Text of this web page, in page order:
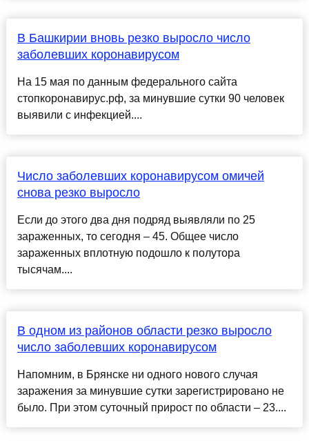
В Башкирии вновь резко выросло число
заболевших коронавирусом
На 15 мая по данным федерального сайта
стопкоронавирус.рф, за минувшие сутки 90 человек
выявили с инфекцией....
Число заболевших коронавирусом омичей
снова резко выросло
Если до этого два дня подряд выявляли по 25
зараженных, то сегодня – 45. Общее число
зараженных вплотную подошло к полутора
тысячам....
В одном из районов области резко выросло
число заболевших коронавирусом
Напомним, в Брянске ни одного нового случая
заражения за минувшие сутки зарегистрировано не
было. При этом суточный прирост по области – 23....